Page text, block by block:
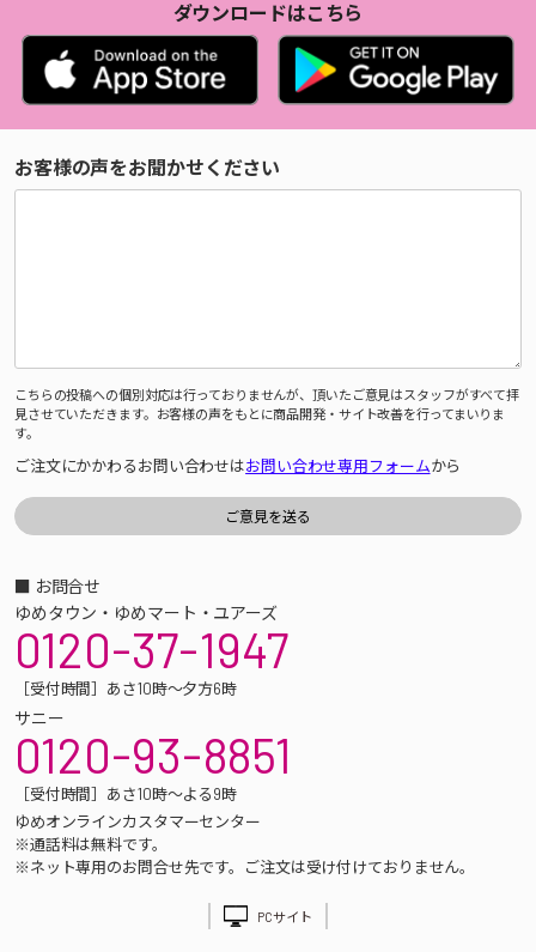
ダウンロードはこちら
お客様の声をお聞かせください
こちらの投稿への個別対応は行っておりませんが、頂いたご意見はスタッフがすべて拝
見させていただきます。お客様の声をもとに商品開発・サイト改善を行ってまいりま
す。
ご注文にかかわるお問い合わせはお問い合わせ専用フォームから
■ お問合せ
ゆめタウン・ゆめマート・ユアーズ
0120-37-1947
［受付時間］あさ10時～夕方6時
サニー
0120-93-8851
［受付時間］あさ10時～よる9時
ゆめオンラインカスタマーセンター
※通話料は無料です。
※ネット専用のお問合せ先です。ご注文は受け付けておりません。
PCサイト